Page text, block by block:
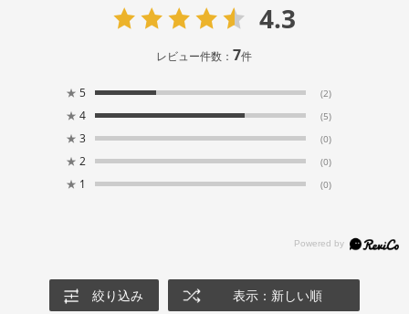
4.3
レビュー件数：7件
★ 5 (2)
★ 4 (5)
★ 3 (0)
★ 2 (0)
★ 1 (0)
絞り込み 表示：新しい順